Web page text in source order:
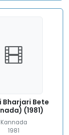
Bharjari Bete
(1981)
Kannada
1981